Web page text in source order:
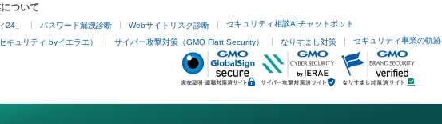
ついて
24」 パスワード漏洩診断 Webサイトリスク診断 セキュリティ相談AIチャットボット
キュリティ byイエラエ） サイバー攻撃対策（GMO Flatt Security） なりすまし対策 セキュリティ事業の軌跡